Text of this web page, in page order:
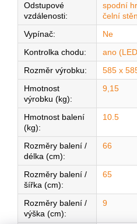
Odstupové
vzdálenosti:
spodní
čelní
Vypínač:
Ne
Kontrolka chodu:
ano
Rozměr výrobku:
585 x
Hmotnost
výrobku (kg):
9,15
Hmotnost balení
(kg):
10.5
Rozměry balení /
délka (cm):
66
Rozměry balení /
šířka (cm):
65
Rozměry balení /
výška (cm):
9